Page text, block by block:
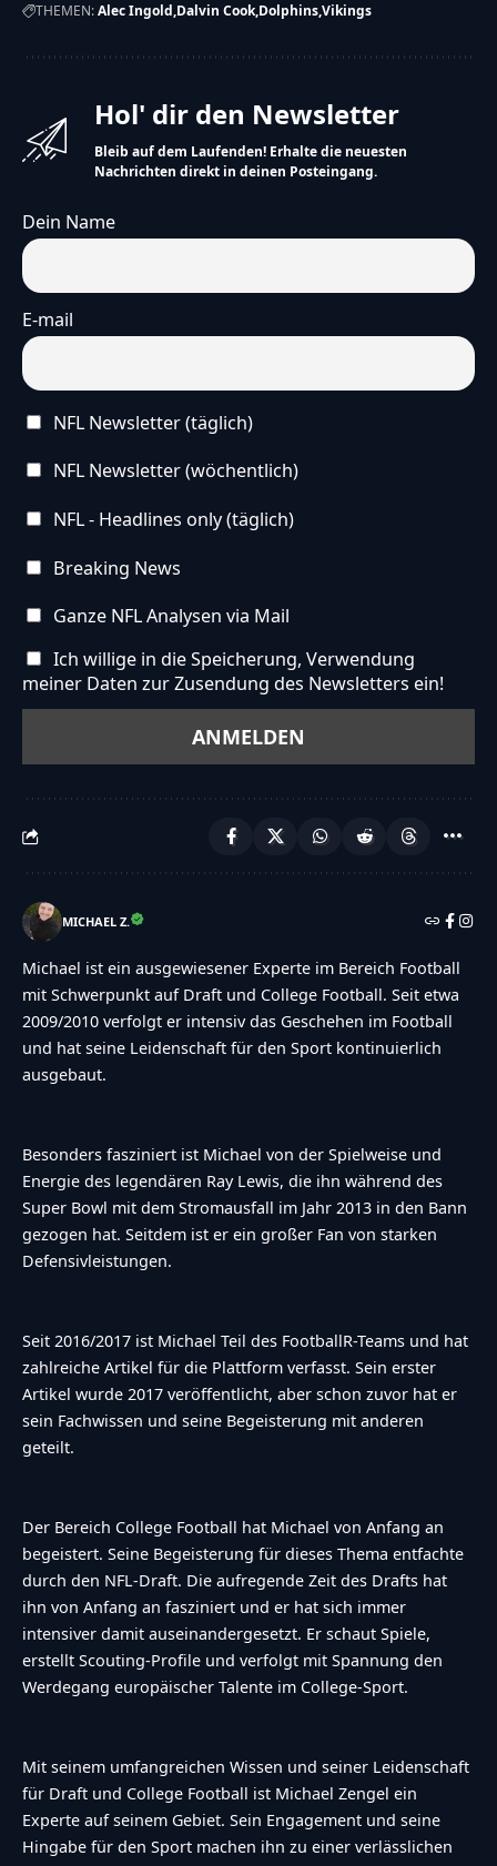
THEMEN:Alec Ingold Dalvin Cook DolphinsVikings
Hol' dir den Newsletter
Bleib auf dem Laufenden! Erhalte die neuesten
Nachrichten direkt in deinen Posteingang.
Dein Name
E-mail
NFL Newsletter (täglich)
NFL Newsletter (wöchentlich)
NFL - Headlines only (täglich)
Breaking News
Ganze NFL Analysen via Mail
Ich willige in die Speicherung, Verwendung
meiner Daten zur Zusendung des Newsletters ein!
MICHAEL Z.
Michael ist ein ausgewiesener Experte im Bereich Football
mit Schwerpunkt auf Draft und College Football. Seit etwa
2009/2010 verfolgt er intensiv das Geschehen im Football
und hat seine Leidenschaft für den Sport kontinuierlich
ausgebaut.
Besonders fasziniert ist Michael von der Spielweise und
Energie des legendären Ray Lewis, die ihn während des
Super Bowl mit dem Stromausfall im Jahr 2013 in den Bann
gezogen hat. Seitdem ist er ein großer Fan von starken
Defensivleistungen.
Seit 2016/2017 ist Michael Teil des FootballR-Teams und hat
zahlreiche Artikel für die Plattform verfasst. Sein erster
Artikel wurde 2017 veröffentlicht, aber schon zuvor hat er
sein Fachwissen und seine Begeisterung mit anderen
geteilt.
Der Bereich College Football hat Michael von Anfang an
begeistert. Seine Begeisterung für dieses Thema entfachte
durch den NFL-Draft. Die aufregende Zeit des Drafts hat
ihn von Anfang an fasziniert und er hat sich immer
intensiver damit auseinandergesetzt. Er schaut Spiele,
erstellt Scouting-Profile und verfolgt mit Spannung den
Werdegang europäischer Talente im College-Sport.
Mit seinem umfangreichen Wissen und seiner Leidenschaft
für Draft und College Football ist Michael Zengel ein
Experte auf seinem Gebiet. Sein Engagement und seine
Hingabe für den Sport machen ihn zu einer verlässlichen